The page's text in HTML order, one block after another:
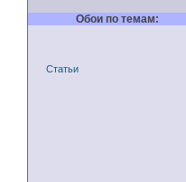
Обои по темам:
Статьи